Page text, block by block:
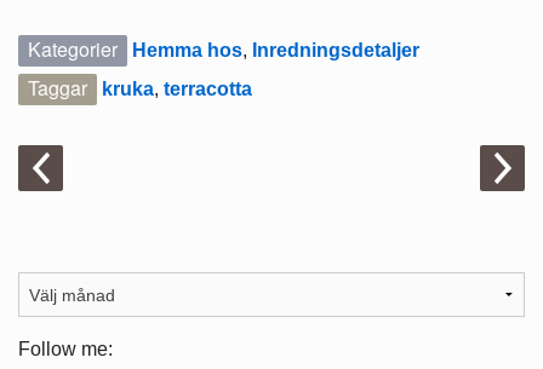
Kategorier Hemma hos, Inredningsdetaljer
Taggar kruka, terracotta
Follow me: